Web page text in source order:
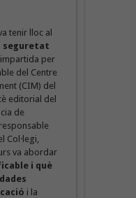
tenir lloc al
seguretat
per
del Centre
(CIM) del
editorial del
de
Col·legi,
va abordar
i què
dades
i la